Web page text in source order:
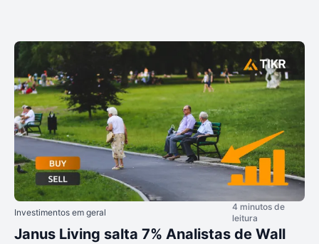
Investimentos em geral
4 minutos de
leitura
Janus Living salta 7% Analistas de Wall